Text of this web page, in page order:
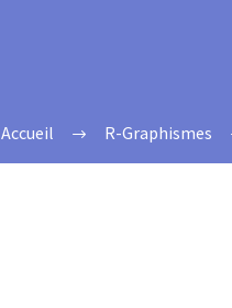
Accueil R-Graphismes